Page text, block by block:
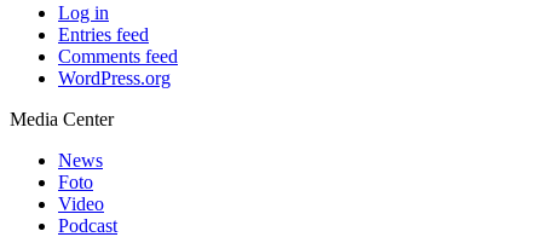
Log in
Entries feed
Comments feed
WordPress.org
Media Center
News
Foto
Video
Podcast